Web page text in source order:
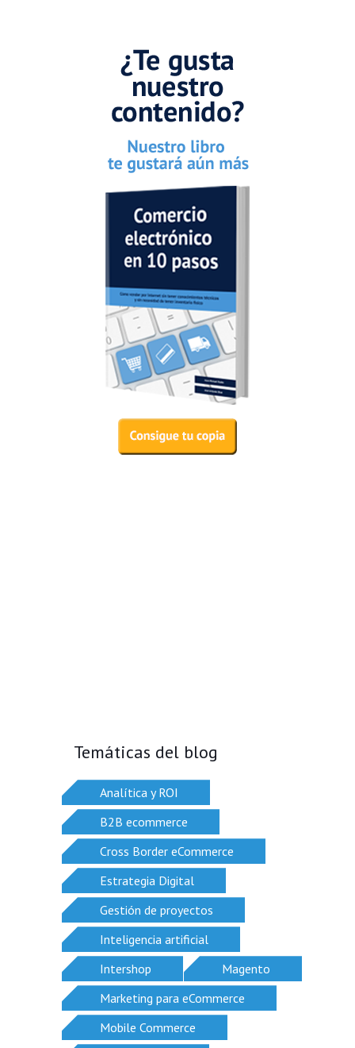
Temáticas del blog
Analítica y ROI
B2B ecommerce
Cross Border eCommerce
Estrategia Digital
Gestión de proyectos
Inteligencia artificial
Intershop
Magento
Marketing para eCommerce
Mobile Commerce